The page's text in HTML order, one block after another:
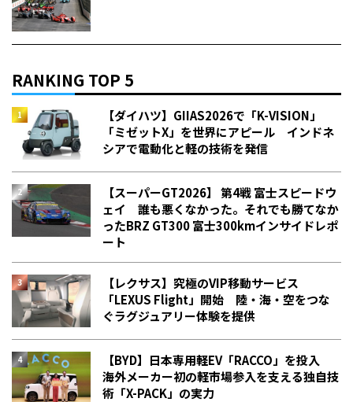
RANKING TOP 5
【ダイハツ】GIIAS2026で「K-VISION」
「ミゼットX」を世界にアピール インドネ
シアで電動化と軽の技術を発信
【スーパーGT2026】 第4戦 富士スピードウ
ェイ 誰も悪くなかった。それでも勝てなか
った――BRZ GT300 富士300kmインサイドレポ
ート
【レクサス】究極のVIP移動サービス
「LEXUS Flight」開始 陸・海・空をつな
ぐラグジュアリー体験を提供
【BYD】日本専用軽EV「RACCO」を投入
海外メーカー初の軽市場参入を支える独自技
術「X-PACK」の実力